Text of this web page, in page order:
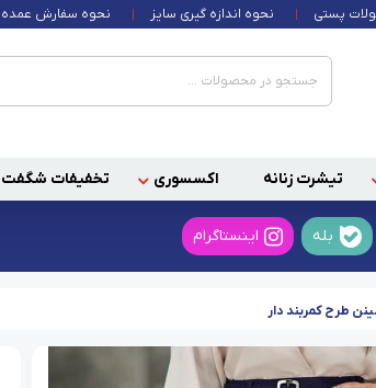
پستی نحوه اندازه گیری سایز نحوه سفارش عمده
تیشرت زنانه اکسسوری تخفیفات شگفت
بله اینستاگرام
طرح کمربند دار